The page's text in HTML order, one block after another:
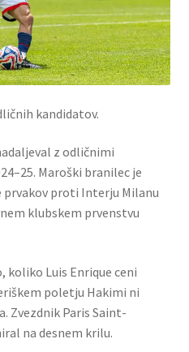
kandidatov.
z odličnimi
Maroški branilec je
prvakov proti Interju Milanu
klubskem prvenstvu
koliko Luis Enrique ceni
poletju Hakimi ni
Zvezdnik Paris Saint-
na desnem krilu.